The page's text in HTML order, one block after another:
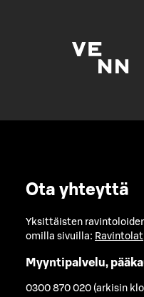
Ota yhteyttä
Yksittäisten
omilla sivuilla: Ravintolat
Myyntipalvelu,
0300 870 020 (arkisin